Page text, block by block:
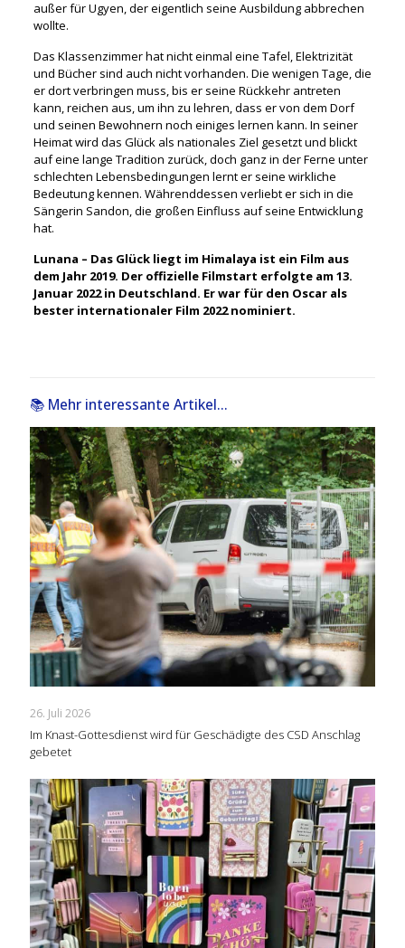
außer für Ugyen, der eigentlich seine Ausbildung abbrechen
wollte.
Das Klassenzimmer hat nicht einmal eine Tafel, Elektrizität
und Bücher sind auch nicht vorhanden. Die wenigen Tage, die
er dort verbringen muss, bis er seine Rückkehr antreten
kann, reichen aus, um ihn zu lehren, dass er von dem Dorf
und seinen Bewohnern noch einiges lernen kann. In seiner
Heimat wird das Glück als nationales Ziel gesetzt und blickt
auf eine lange Tradition zurück, doch ganz in der Ferne unter
schlechten Lebensbedingungen lernt er seine wirkliche
Bedeutung kennen. Währenddessen verliebt er sich in die
Sängerin Sandon, die großen Einfluss auf seine Entwicklung
hat.
Lunana – Das Glück liegt im Himalaya ist ein Film aus
dem Jahr 2019. Der offizielle Filmstart erfolgte am 13.
Januar 2022 in Deutschland. Er war für den Oscar als
bester internationaler Film 2022 nominiert.
📚 Mehr interessante Artikel...
26. Juli 2026
Im Knast-Gottesdienst wird für Geschädigte des CSD Anschlag
gebetet